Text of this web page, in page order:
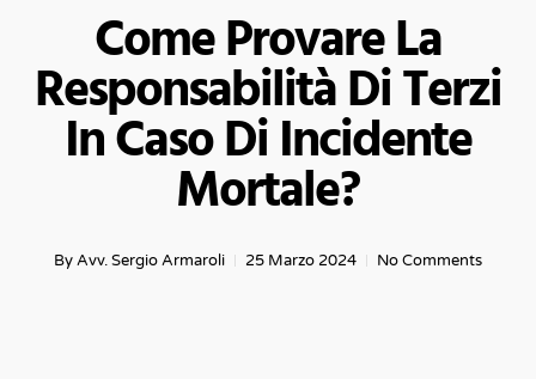
Come Provare La
Responsabilità Di Terzi
In Caso Di Incidente
Mortale?
ByAvv. Sergio Armaroli 25 Marzo 2024 No Comments